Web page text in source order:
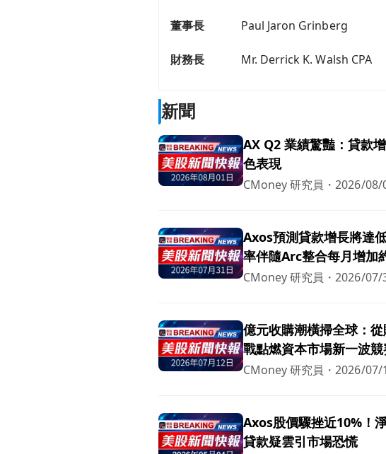
董事長 Paul Jaron Grinberg
財務長 Mr. Derrick K. Walsh CPA
新聞
AX Q2 業績驚豔：貸款
色表現
CMoney 研究員 ・2026/08/
Axos預測貸款增長將達
率伴隨Arc整合每月增加
CMoney 研究員 ・2026/07/
億元收購潮橫掃全球：
戰點燃資本市場新一波
CMoney 研究員 ・2026/07/
Axos股價驟挫近10%！
貸款疑雲引市場恐慌